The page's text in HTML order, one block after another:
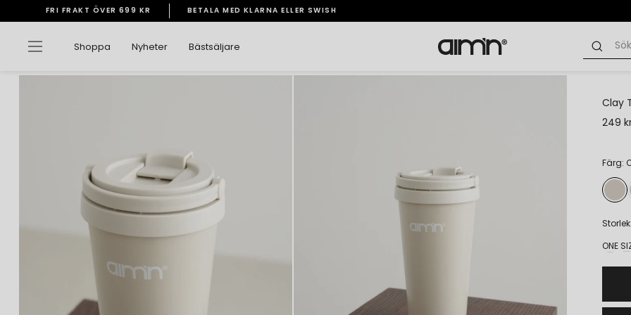
vidare
innehåll
Pausa
bildspelet
FRI FRAKT ÖVER 699 KR BETALA MED KLARNA ELLER SWISH
Sidnavigering
Shoppa Nyheter Bästsäljare
Clay
249
Färg:
Storlek:
ONE